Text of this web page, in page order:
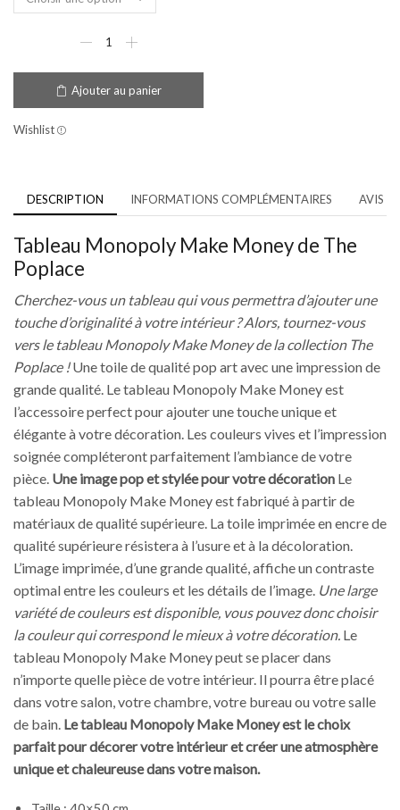
Ajouter au panier
Wishlist
DESCRIPTION INFORMATIONS COMPLÉMENTAIRES AVIS (3)
Tableau Monopoly Make Money de The
Poplace
Cherchez-vous un tableau qui vous permettra d’ajouter une
touche d’originalité à votre intérieur ? Alors, tournez-vous
vers le tableau Monopoly Make Money de la collection The
Poplace !Une toile de qualité pop art avec une impression de
grande qualité. Le tableau Monopoly Make Money est
l’accessoire perfect pour ajouter une touche unique et
élégante à votre décoration. Les couleurs vives et l’impression
soignée compléteront parfaitement l’ambiance de votre
pièce. Une image pop et stylée pour votre décoration Le
tableau Monopoly Make Money est fabriqué à partir de
matériaux de qualité supérieure. La toile imprimée en encre de
qualité supérieure résistera à l’usure et à la décoloration.
L’image imprimée, d’une grande qualité, affiche un contraste
optimal entre les couleurs et les détails de l’image. Une large
variété de couleurs est disponible, vous pouvez donc choisir
la couleur qui correspond le mieux à votre décoration. Le
tableau Monopoly Make Money peut se placer dans
n’importe quelle pièce de votre intérieur. Il pourra être placé
dans votre salon, votre chambre, votre bureau ou votre salle
de bain. Le tableau Monopoly Make Money est le choix
parfait pour décorer votre intérieur et créer une atmosphère
unique et chaleureuse dans votre maison.